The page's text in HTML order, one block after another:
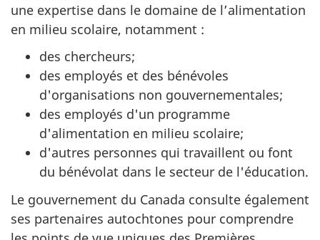
une expertise dans le domaine de l’alimentation
en milieu scolaire, notamment :
des chercheurs;
des employés et des bénévoles
d'organisations non gouvernementales;
des employés d'un programme
d'alimentation en milieu scolaire;
d'autres personnes qui travaillent ou font
du bénévolat dans le secteur de l'éducation.
Le gouvernement du Canada consulte également
ses partenaires autochtones pour comprendre